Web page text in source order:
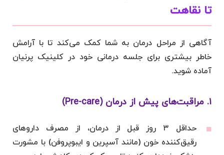
تا نقاهت
آگاهی از مراحل درمان به شما کمک می‌کند تا با آرامش
خاطر بیشتری برای جلسه درمانی خود در کلینیک پرنیان
آماده شوید.
۱. مراقبت‌های پیش از درمان (Pre-care)
حداقل ۳ روز قبل از درمان، از مصرف داروهای
رقیق‌کننده خون (مانند آسپرین و ایبوپروفن) با مشورت